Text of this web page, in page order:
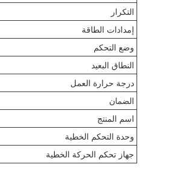
التكرار
إمدادات الطاقة
وضع التحكم
النطاق البعيد
درجة حرارة العمل
الضمان
اسم المنتج
وحدة التحكم الخطية
جهاز تحكم الحركة الخطية